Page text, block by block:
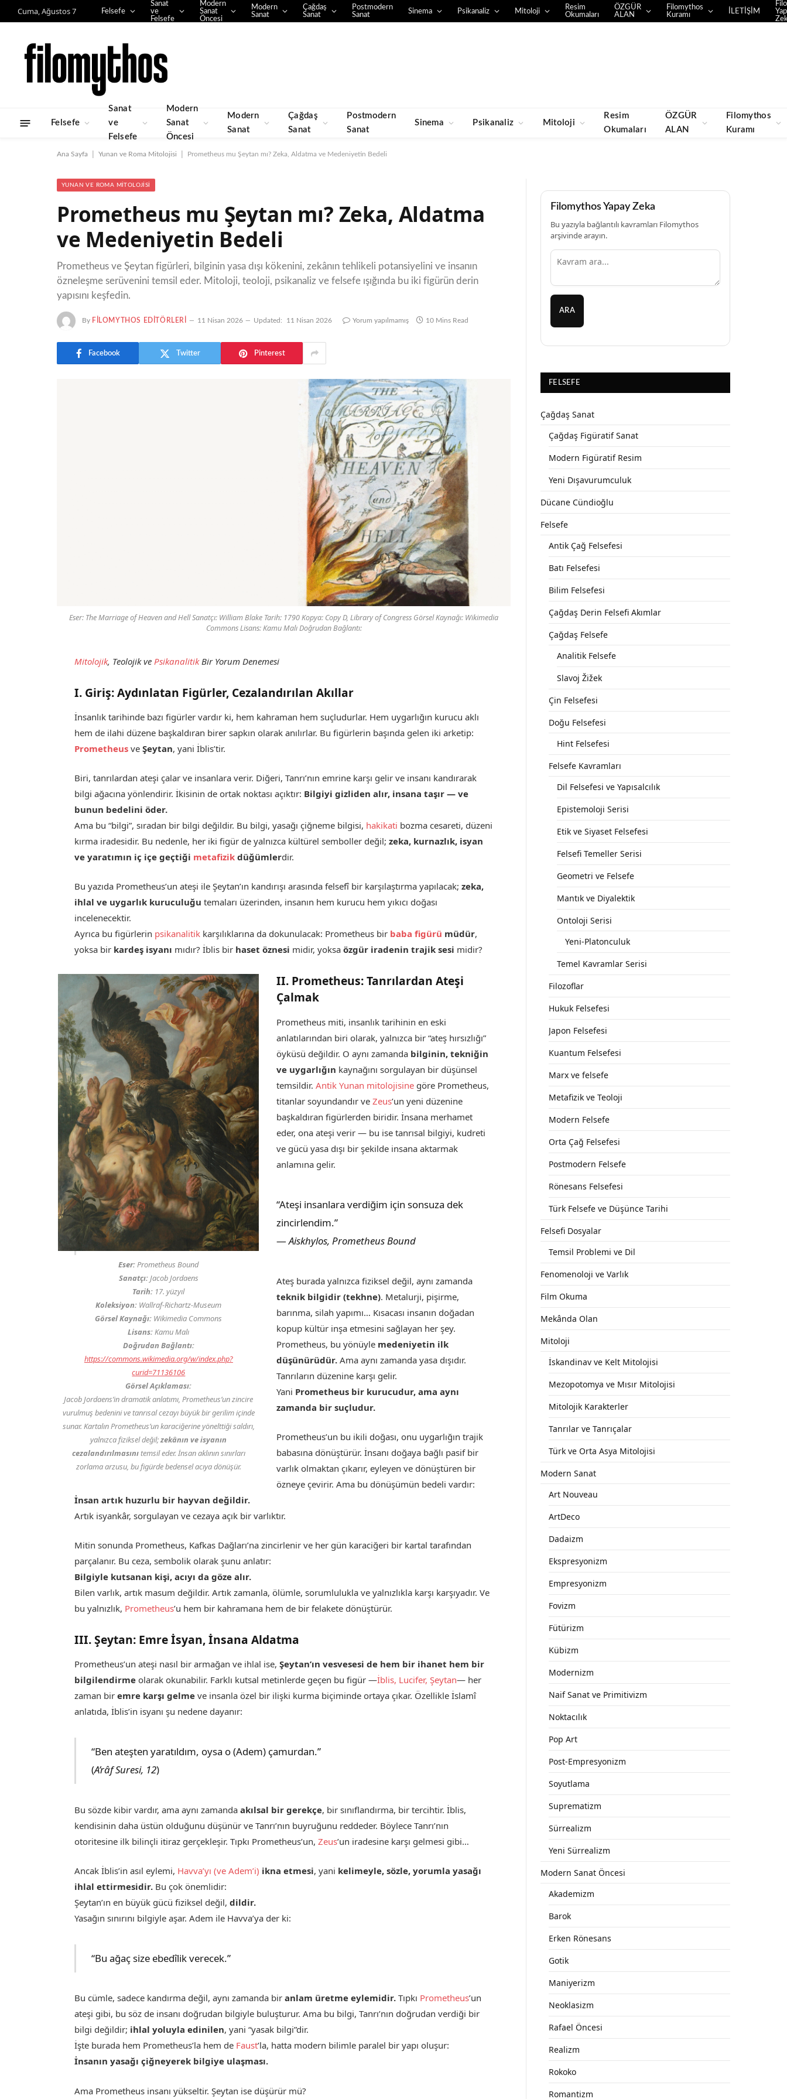
Cuma, Ağustos 7 Felsefe
Sanat
ve
Felsefe
Modern
Sanat
Öncesi
Modern
Sanat
Çağdaş
Sanat
Postmodern
Sanat
Sinema Psikanaliz Mitoloji
Resim
Okumaları
ÖZGÜR
ALAN
Filomythos
Kuramı
İLETİŞİM
Felsefe
Sanat
ve
Felsefe
Modern
Sanat
Öncesi
Modern
Sanat
Çağdaş
Sanat
Postmodern
Sanat
Sinema Psikanaliz Mitoloji
Resim
Okumaları
ÖZGÜR
ALAN
Filomythos
Kuramı
Ana Sayfa Yunan ve Roma Mitolojisi Prometheus mu Şeytan mı? Zeka, Aldatma ve Medeniyetin Bedeli
YUNAN VE ROMA MITOLOJISI
Prometheus mu Şeytan mı? Zeka, Aldatma
ve Medeniyetin Bedeli
Prometheus ve Şeytan figürleri, bilginin yasa dışı kökenini, zekânın tehlikeli potansiyelini ve insanın
özneleşme serüvenini temsil eder. Mitoloji, teoloji, psikanaliz ve felsefe ışığında bu iki figürün derin
yapısını keşfedin.
By FILOMYTHOS EDITÖRLERI 11 Nisan 2026 Updated: 11 Nisan 2026 Yorum yapılmamış 10 Mins Read
Facebook Twitter Pinterest
Eser: The Marriage of Heaven and Hell Sanatçı: William Blake Tarih: 1790 Kopya: Copy D, Library of Congress Görsel Kaynağı: Wikimedia
Commons Lisans: Kamu Malı Doğrudan Bağlantı:
Mitolojik, Teolojik ve PsikanalitikBir Yorum Denemesi
I. Giriş: Aydınlatan Figürler, Cezalandırılan Akıllar
İnsanlık tarihinde bazı figürler vardır ki, hem kahraman hem suçludurlar. Hem uygarlığın kurucu aklı
hem de ilahi düzene başkaldıran birer sapkın olarak anılırlar. Bu figürlerin başında gelen iki arketip:
Prometheus veŞeytan, yani İblis’tir.
Biri, tanrılardan ateşi çalar ve insanlara verir. Diğeri, Tanrı’nın emrine karşı gelir ve insanı kandırarak
bilgi ağacına yönlendirir. İkisinin de ortak noktası açıktır: Bilgiyi gizliden alır, insana taşır — ve
bunun bedelini öder.
Ama bu “bilgi”, sıradan bir bilgi değildir. Bu bilgi, yasağı çiğneme bilgisi, hakikati bozma cesareti, düzeni
kırma iradesidir. Bu nedenle, her iki figür de yalnızca kültürel semboller değil;zeka, kurnazlık, isyan
ve yaratımın iç içe geçtiği metafizik düğümlerdir.
Bu yazıda Prometheus’un ateşi ile Şeytan’ın kandırışı arasında felsefî bir karşılaştırma yapılacak;zeka,
ihlal ve uygarlık kuruculuğu temaları üzerinden, insanın hem kurucu hem yıkıcı doğası
incelenecektir.
Ayrıca bu figürlerin psikanalitik karşılıklarına da dokunulacak: Prometheus bir baba figürü müdür,
yoksa bir kardeş isyanı mıdır? İblis bir haset öznesi midir, yoksaözgür iradenin trajik sesi midir?
Eser:Prometheus Bound
Sanatçı:Jacob Jordaens
Tarih: 17. yüzyıl
Koleksiyon: Wallraf-Richartz-Museum
Görsel Kaynağı: Wikimedia Commons
Lisans:Kamu Malı
Doğrudan Bağlantı:
https://commons.wikimedia.org/w/index.php?
curid=71136106
Görsel Açıklaması:
Jacob Jordaens’in dramatik anlatımı, Prometheus’un zincire
vurulmuş bedenini ve tanrısal cezayı büyük bir gerilim içinde
sunar. Kartalın Prometheus’un karaciğerine yönelttiği saldırı,
yalnızca fiziksel değil;zekânın ve isyanın
cezalandırılmasınıtemsil eder. İnsan aklının sınırları
zorlama arzusu, bu figürde bedensel acıya dönüşür.
II. Prometheus: Tanrılardan Ateşi
Çalmak
Prometheus miti, insanlık tarihinin en eski
anlatılarından biri olarak, yalnızca bir “ateş hırsızlığı”
öyküsü değildir. O aynı zamanda bilginin, tekniğin
ve uygarlığın kaynağını sorgulayan bir düşünsel
temsildir.Antik Yunan mitolojisine göre Prometheus,
titanlar soyundandır veZeus’un yeni düzenine
başkaldıran figürlerden biridir. İnsana merhamet
eder, ona ateşi verir — bu ise tanrısal bilgiyi, kudreti
ve gücü yasa dışı bir şekilde insana aktarmak
anlamına gelir.
“Ateşi insanlara verdiğim için sonsuza dek
zincirlendim.”
—Aiskhylos, Prometheus Bound
Ateş burada yalnızca fiziksel değil, aynı zamanda
teknik bilgidir (tekhne). Metalurji, pişirme,
barınma, silah yapımı… Kısacası insanın doğadan
kopup kültür inşa etmesini sağlayan her şey.
Prometheus, bu yönüyle medeniyetin ilk
düşünürüdür. Ama aynı zamanda yasa dışıdır.
Tanrıların düzenine karşı gelir.
Yani Prometheus bir kurucudur, ama aynı
zamanda bir suçludur.
Prometheus’un bu ikili doğası, onu uygarlığın trajik
babasına dönüştürür. İnsanı doğaya bağlı pasif bir
varlık olmaktan çıkarır, eyleyen ve dönüştüren bir
özneye çevirir. Ama bu dönüşümün bedeli vardır:
İnsan artık huzurlu bir hayvan değildir.
Artık isyankâr, sorgulayan ve cezaya açık bir varlıktır.
Mitin sonunda Prometheus, Kafkas Dağları’na zincirlenir ve her gün karaciğeri bir kartal tarafından
parçalanır. Bu ceza, sembolik olarak şunu anlatır:
Bilgiyle kutsanan kişi, acıyı da göze alır.
Bilen varlık, artık masum değildir. Artık zamanla, ölümle, sorumlulukla ve yalnızlıkla karşı karşıyadır. Ve
bu yalnızlık, Prometheus’u hem bir kahramana hem de bir felakete dönüştürür.
III. Şeytan: Emre İsyan, İnsana Aldatma
Prometheus’un ateşi nasıl bir armağan ve ihlal ise,Şeytan’ın vesvesesi de hem bir ihanet hem bir
bilgilendirme olarak okunabilir. Farklı kutsal metinlerde geçen bu figür —İblis, Lucifer, Şeytan— her
zaman biremre karşı gelme ve insanla özel bir ilişki kurma biçiminde ortaya çıkar. Özellikle İslamî
anlatıda, İblis’in isyanı şu nedene dayanır:
“Ben ateşten yaratıldım, oysa o (Adem) çamurdan.”
(A’râf Suresi, 12)
Bu sözde kibir vardır, ama aynı zamandaakılsal bir gerekçe, bir sınıflandırma, bir tercihtir. İblis,
kendisinin daha üstün olduğunu düşünür ve Tanrı’nın buyruğunu reddeder. Böylece Tanrı’nın
otoritesine ilk bilinçli itiraz gerçekleşir. Tıpkı Prometheus’un,Zeus’un iradesine karşı gelmesi gibi…
Ancak İblis’in asıl eylemi, Havva’yı (ve Adem’i) ikna etmesi, yani kelimeyle, sözle, yorumla yasağı
ihlal ettirmesidir. Bu çok önemlidir:
Şeytan’ın en büyük gücü fiziksel değil,dildir.
Yasağın sınırını bilgiyle aşar. Adem ile Havva’ya der ki:
“Bu ağaç size ebedîlik verecek.”
Bu cümle, sadece kandırma değil, aynı zamanda biranlam üretme eylemidir. Tıpkı Prometheus’un
ateşi gibi, bu söz de insanı doğrudan bilgiyle buluşturur. Ama bu bilgi, Tanrı’nın doğrudan verdiği bir
bilgi değildir; ihlal yoluyla edinilen, yani “yasak bilgi”dir.
İşte burada hem Prometheus’la hem de Faust’la, hatta modern bilimle paralel bir yapı oluşur:
İnsanın yasağı çiğneyerek bilgiye ulaşması.
Ama Prometheus insanı yükseltir. Şeytan ise düşürür mü?
Filomythos Yapay Zeka
Bu yazıyla bağlantılı kavramları Filomythos
arşivinde arayın.
ARA
FELSEFE
Çağdaş Sanat
Çağdaş Figüratif Sanat
Modern Figüratif Resim
Yeni Dışavurumculuk
Dücane Cündioğlu
Felsefe
Antik Çağ Felsefesi
Batı Felsefesi
Bilim Felsefesi
Çağdaş Derin Felsefi Akımlar
Çağdaş Felsefe
Analitik Felsefe
Slavoj Žižek
Çin Felsefesi
Doğu Felsefesi
Hint Felsefesi
Felsefe Kavramları
Dil Felsefesi ve Yapısalcılık
Epistemoloji Serisi
Etik ve Siyaset Felsefesi
Felsefi Temeller Serisi
Geometri ve Felsefe
Mantık ve Diyalektik
Ontoloji Serisi
Yeni-Platonculuk
Temel Kavramlar Serisi
Filozoflar
Hukuk Felsefesi
Japon Felsefesi
Kuantum Felsefesi
Marx ve felsefe
Metafizik ve Teoloji
Modern Felsefe
Orta Çağ Felsefesi
Postmodern Felsefe
Rönesans Felsefesi
Türk Felsefe ve Düşünce Tarihi
Felsefi Dosyalar
Temsil Problemi ve Dil
Fenomenoloji ve Varlık
Film Okuma
Mekânda Olan
Mitoloji
İskandinav ve Kelt Mitolojisi
Mezopotomya ve Mısır Mitolojisi
Mitolojik Karakterler
Tanrılar ve Tanrıçalar
Türk ve Orta Asya Mitolojisi
Modern Sanat
Art Nouveau
ArtDeco
Dadaizm
Ekspresyonizm
Empresyonizm
Fovizm
Fütürizm
Kübizm
Modernizm
Naif Sanat ve Primitivizm
Noktacılık
Pop Art
Post-Empresyonizm
Soyutlama
Suprematizm
Sürrealizm
Yeni Sürrealizm
Modern Sanat Öncesi
Akademizm
Barok
Erken Rönesans
Gotik
Maniyerizm
Neoklasizm
Rafael Öncesi
Realizm
Rokoko
Romantizm